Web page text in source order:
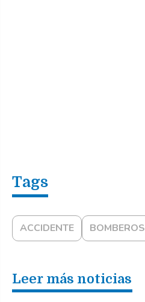
ACCIDENTE BOMBEROS
Leer más noticias